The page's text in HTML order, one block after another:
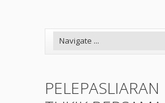
PELEPASLIARAN